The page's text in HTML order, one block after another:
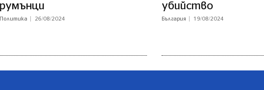
румънци
Политика 26/08/2024
убийство
България 19/08/2024